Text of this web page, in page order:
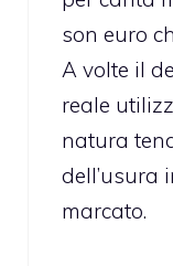
son euro
A volte il
reale
natura
dell’usura
marcato.